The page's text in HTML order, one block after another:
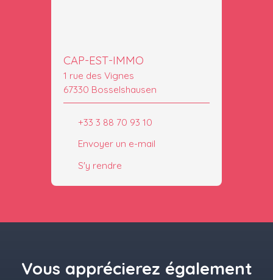
CAP-EST-IMMO
1 rue des Vignes
67330 Bosselshausen
+33 3 88 70 93 10
Envoyer un e-mail
S'y rendre
Vous apprécierez également